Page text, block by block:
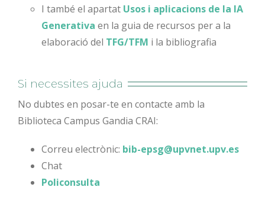
I també el apartat Usos i aplicacions de la IA
Generativa en la guia de recursos per a la
elaboració del TFG/TFM i la bibliografia
Si necessites ajuda
No dubtes en posar-te en contacte amb la
Biblioteca Campus Gandia CRAI:
Correu electrònic: bib-epsg@upvnet.upv.es
Chat
Policonsulta